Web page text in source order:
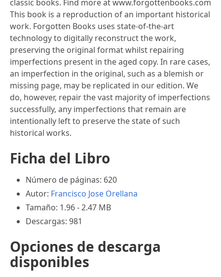
classic books. Find more at www.forgottenbooks.com
This book is a reproduction of an important historical
work. Forgotten Books uses state-of-the-art
technology to digitally reconstruct the work,
preserving the original format whilst repairing
imperfections present in the aged copy. In rare cases,
an imperfection in the original, such as a blemish or
missing page, may be replicated in our edition. We
do, however, repair the vast majority of imperfections
successfully, any imperfections that remain are
intentionally left to preserve the state of such
historical works.
Ficha del Libro
Número de páginas: 620
Autor: Francisco Jose Orellana
Tamaño: 1.96 - 2.47 MB
Descargas: 981
Opciones de descarga
disponibles